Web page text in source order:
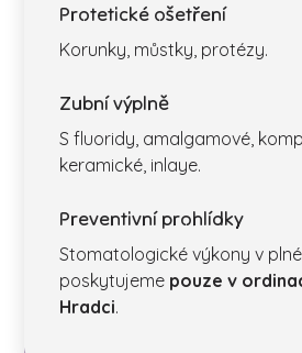
Protetické ošetření
Korunky, můstky, protézy.
Zubní výplně
S fluoridy, amalgamové,
keramické, inlaye.
Preventivní prohlídky
Stomatologické výkony v
poskytujeme pouze v
Hradci.